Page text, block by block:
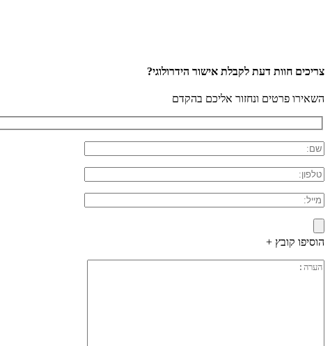
צריכים חוות דעת לקבלת אישור הידרולוגי?
השאירו פרטים ונחזור אליכם בהקדם
הוסיפו קובץ +